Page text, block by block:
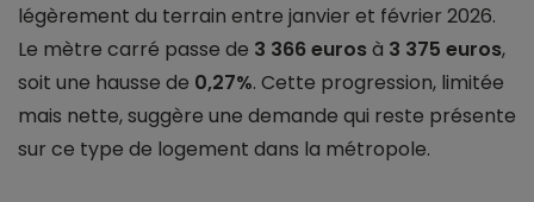
légèrement du terrain entre janvier et février 2026.
Le mètre carré passe de 3 366 eurosà 3 375 euros,
soit une hausse de 0,27%. Cette progression, limitée
mais nette, suggère une demande qui reste présente
sur ce type de logement dans la métropole.